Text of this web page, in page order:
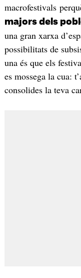
macrofestivals
majors dels
una gran xarxa
possibilitats de
una és que els
es mossega la cua:
consolides la teva